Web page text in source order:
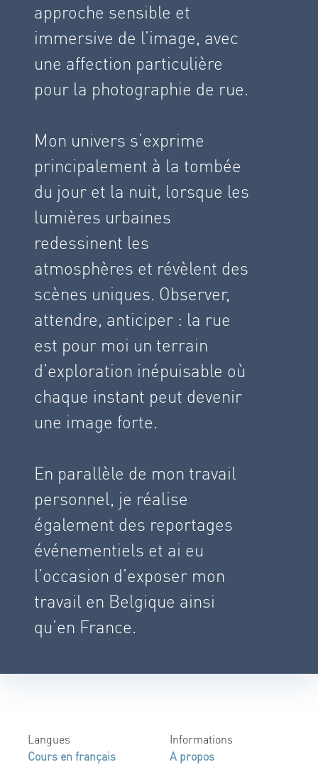
approche sensible et
immersive de l’image, avec
une affection particulière
pour la photographie de rue.
Mon univers s’exprime
principalement à la tombée
du jour et la nuit, lorsque les
lumières urbaines
redessinent les
atmosphères et révèlent des
scènes uniques. Observer,
attendre, anticiper : la rue
est pour moi un terrain
d’exploration inépuisable où
chaque instant peut devenir
une image forte.
En parallèle de mon travail
personnel, je réalise
également des reportages
événementiels et ai eu
l’occasion d’exposer mon
travail en Belgique ainsi
qu’en France.
Langues
Cours en français
Informations
A propos